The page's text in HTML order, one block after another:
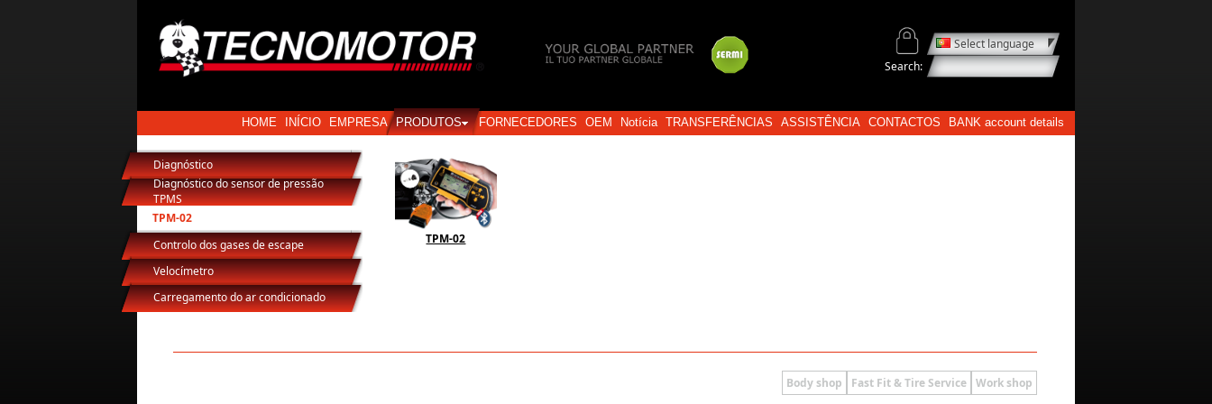
Select language
Search:
HOME INÍCIO EMPRESA PRODUTOS FORNECEDORES OEM Notícia TRANSFERÊNCIAS ASSISTÊNCIA CONTACTOS BANK account details
Diagnóstico
Diagnóstico do sensor de pressão
TPMS
TPM-02
Controlo dos gases de escape
Velocímetro
Carregamento do ar condicionado
TPM-02
Work shop
Fast Fit & Tire Service
Body shop